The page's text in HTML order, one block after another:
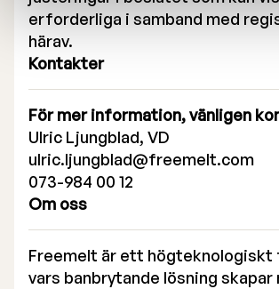
erforderliga i samband med
härav.
Kontakter
För mer information, vänligen
Ulric Ljungblad, VD
ulric.ljungblad@freemelt.com
073-984 00 12
Om oss
Freemelt är ett högteknologiskt
vars banbrytande lösning skapar